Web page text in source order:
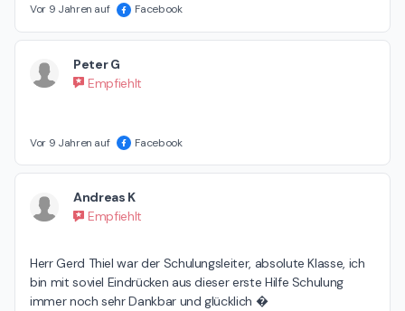
Vor 9 Jahren auf Facebook
Peter G
Empfiehlt
Vor 9 Jahren auf Facebook
Andreas K
Empfiehlt
Herr Gerd Thiel war der Schulungsleiter, absolute Klasse, ich
bin mit soviel Eindrücken aus dieser erste Hilfe Schulung
immer noch sehr Dankbar und glücklich �